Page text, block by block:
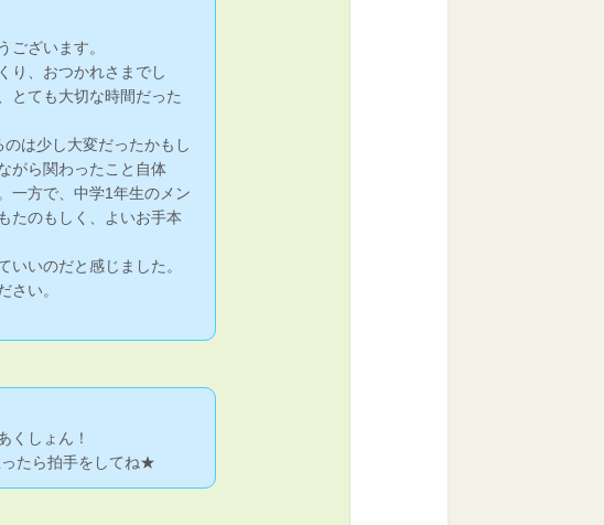
ざいます。
り、おつかれさまでし
とても大切な時間だった
は少し大変だったかもし
がら関わったこと自体
一方で、中学1年生のメン
たのもしく、よいお手本
いのだと感じました。
さい。
くしょん！
たら拍手をしてね★